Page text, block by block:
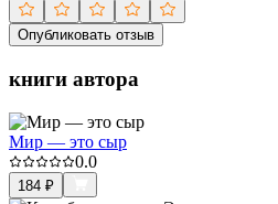
Опубликовать отзыв
книги автора
Мир — это сыр
0.0
184 ₽